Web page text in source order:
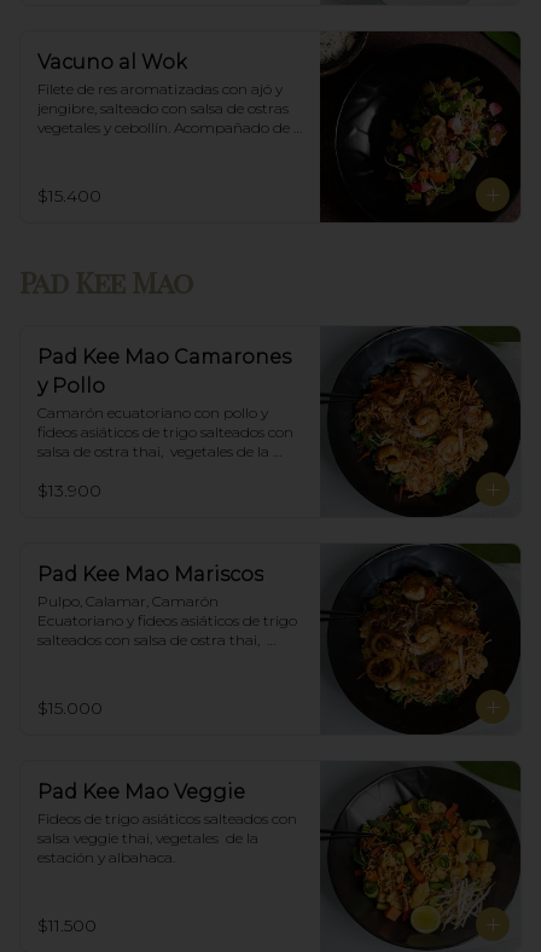
Vacuno al Wok
Filete de res aromatizadas con ajó y
jengibre, salteado con salsa de ostras
vegetales y cebollín. Acompañado de
$15.400
Pad Kee Mao Camarones
y Pollo
Camarón ecuatoriano con pollo y
fideos asiáticos de trigo salteados con
salsa de ostra thai,  vegetales de la
$13.900
Pad Kee Mao Mariscos
Pulpo, Calamar, Camarón
Ecuatoriano y fideos asiáticos de trigo
salteados con salsa de ostra thai,
$15.000
Pad Kee Mao Veggie
Fideos de trigo asiáticos salteados con
salsa veggie thai, vegetales  de la
estación y albahaca.
$11.500